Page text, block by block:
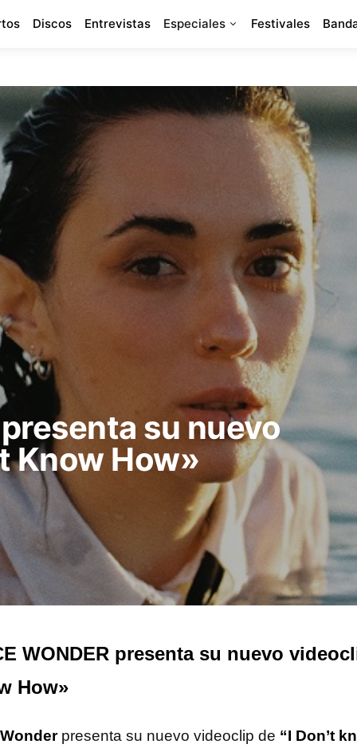
Discos Entrevistas Especiales Festivales
presenta su nuevo
Know How»
WONDER presenta su nuevo
How»
presenta su nuevo videoclip de “I Don’t